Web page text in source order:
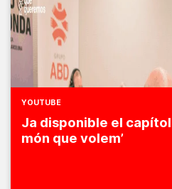
YOUTUBE
Ja disponible el
món que volem’